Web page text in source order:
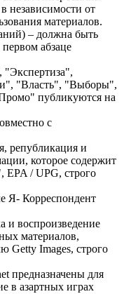
независимости от
материалов.
– должна быть
абзаце
"Власть", "Выборы",
публикуются на
с
републикация и
которое содержит
EPA / UPG, строго
Я- Корреспондент
и воспроизведение
материалов,
Getty Images, строго
предназначены для
в азартных играх